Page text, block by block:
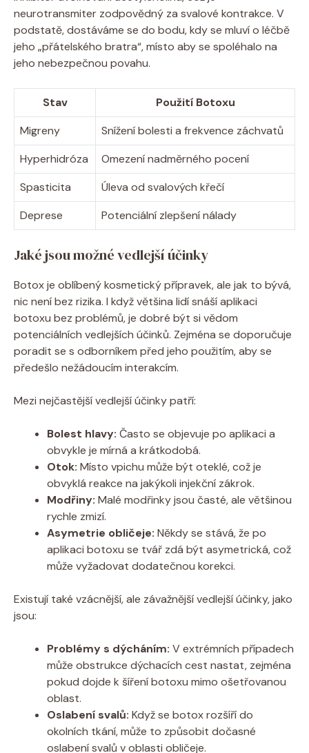
neurotransmiter zodpovědný za svalové kontrakce. V
podstatě, dostáváme se do bodu, kdy se mluví o léčbě
jeho „přátelského bratra“, místo aby se spoléhalo na
jeho nebezpečnou povahu.
Stav
Použití Botoxu
Migreny
Snížení bolesti a frekvence záchvatů
Hyperhidróza
Omezení nadměrného pocení
Spasticita
Úleva od svalových křečí
Deprese
Potenciální zlepšení nálady
Jaké jsou možné vedlejší účinky
Botox je oblíbený kosmetický přípravek, ale jak to bývá,
nic není bez rizika. I když většina lidí snáší aplikaci
botoxu bez problémů, je dobré být si vědom
potenciálních vedlejších účinků. Zejména se doporučuje
poradit se s odborníkem před jeho použitím, aby se
předešlo nežádoucím interakcím.
Mezi nejčastější vedlejší účinky patří:
Bolest hlavy: Často se objevuje po aplikaci a
obvykle je mírná a krátkodobá.
Otok: Místo vpichu může být oteklé, což je
obvyklá reakce na jakýkoli injekční zákrok.
Modřiny: Malé modřinky jsou časté, ale většinou
rychle zmizí.
Asymetrie obličeje: Někdy se stává, že po
aplikaci botoxu se tvář zdá být asymetrická, což
může vyžadovat dodatečnou korekci.
Existují také vzácnější, ale závažnější vedlejší účinky, jako
jsou:
Problémy s dýcháním: V extrémních případech
může obstrukce dýchacích cest nastat, zejména
pokud dojde k šíření botoxu mimo ošetřovanou
oblast.
Oslabení svalů: Když se botox rozšíří do
okolních tkání, může to způsobit dočasné
oslabení svalů v oblasti obličeje.